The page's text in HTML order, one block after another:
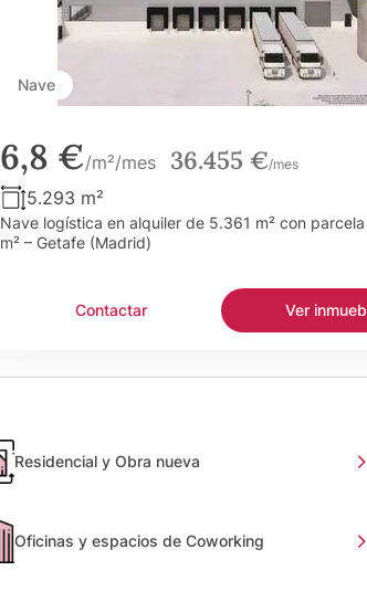
Nave
6,8 €/m²/mes 36.455 €/mes
5.293 m²
Nave logística en alquiler de 5.361 m² con
m² – Getafe (Madrid)
Contactar Ver
Residencial y Obra nueva
Oficinas y espacios de Coworking